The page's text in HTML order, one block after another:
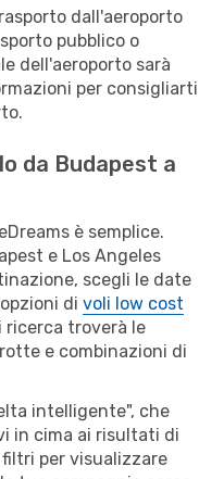
dall'aeroporto
pubblico o
dell'aeroporto sarà
per consigliarti
da Budapest a
è semplice.
e Los Angeles
scegli le date
di voli low cost
ricerca troverà le
e combinazioni di
intelligente", che
in cima ai risultati di
per visualizzare